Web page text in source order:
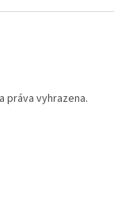
práva vyhrazena.